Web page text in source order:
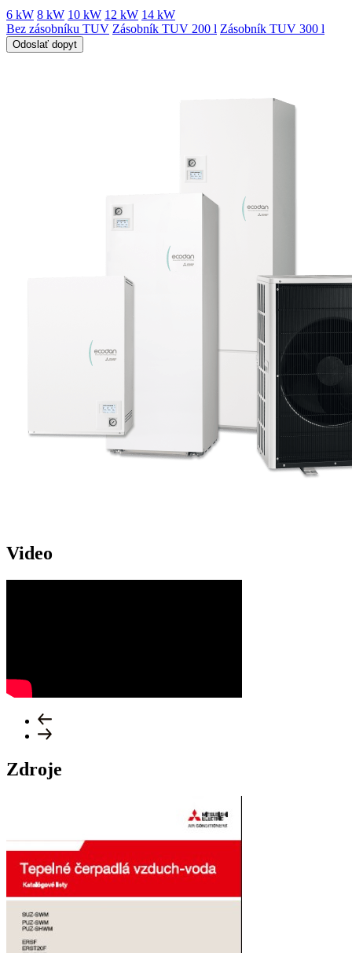
6 kW 8 kW 10 kW 12 kW 14 kW
Bez zásobníku TUV Zásobník TUV 200 l Zásobník TUV 300 l
Odoslať dopyt
Video
Zdroje